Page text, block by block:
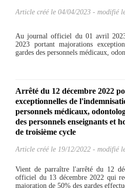
Article créé le 04/04/2023 - modifié
Au journal officiel du 01 avril
2023 portant majorations
gardes des personnels médicaux,
Arrêté du 12 décembre 2022
exceptionnelles de
personnels médicaux,
des personnels enseignants et
de troisième cycle
Article créé le 19/12/2022 - modifié
Vient de parraître l'arrêté du 12
officiel du 13 décembre 2022 qui
majoration de 50% des gardes